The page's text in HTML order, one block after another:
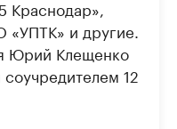
и другие.
Юрий Клещенко
12